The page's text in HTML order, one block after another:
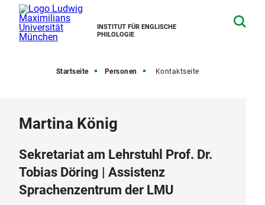
INSTITUT FÜR ENGLISCHE
PHILOLOGIE
Startseite Personen Kontaktseite
Martina König
Sekretariat am Lehrstuhl Prof. Dr.
Tobias Döring | Assistenz
Sprachenzentrum der LMU